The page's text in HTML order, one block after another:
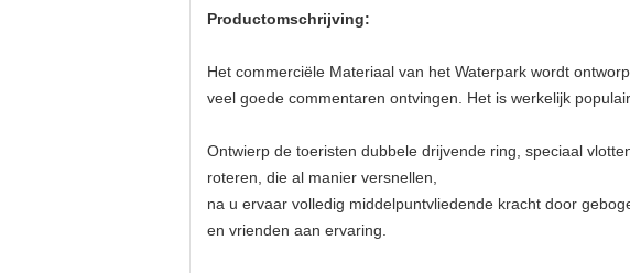
Productomschrijving:
Het commerciële Materiaal van het Waterpark wordt
veel goede commentaren ontvingen. Het is werkelijk
Ontwierp de toeristen dubbele drijvende ring, speciaal
roteren, die al manier versnellen,
na u ervaar volledig middelpuntvliedende kracht door
en vrienden aan ervaring.